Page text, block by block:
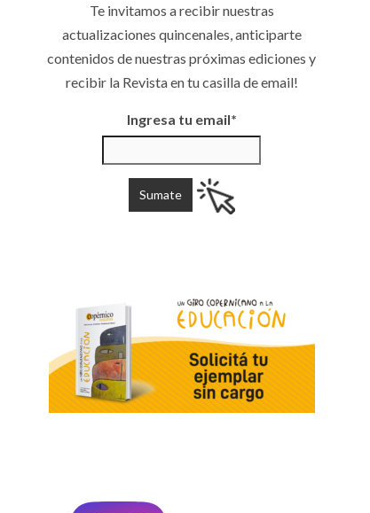
Te invitamos a recibir nuestras
actualizaciones quincenales, anticiparte
contenidos de nuestras próximas ediciones y
recibir la Revista en tu casilla de email!
Ingresa tu email*